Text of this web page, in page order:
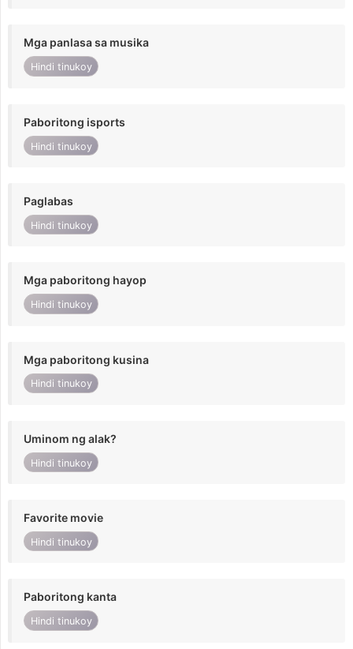
Mga panlasa sa musika
Hindi tinukoy
Paboritong isports
Hindi tinukoy
Paglabas
Hindi tinukoy
Mga paboritong hayop
Hindi tinukoy
Mga paboritong kusina
Hindi tinukoy
Uminom ng alak?
Hindi tinukoy
Favorite movie
Hindi tinukoy
Paboritong kanta
Hindi tinukoy